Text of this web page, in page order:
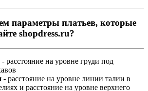
параметры платьев, которые
shopdress.ru?
- расстояние на уровне груди под
- расстояние на уровне линии талии в
и расстояние на уровне верхнего